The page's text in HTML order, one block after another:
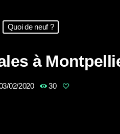
Quoi de neuf ?
à
02/2020 30